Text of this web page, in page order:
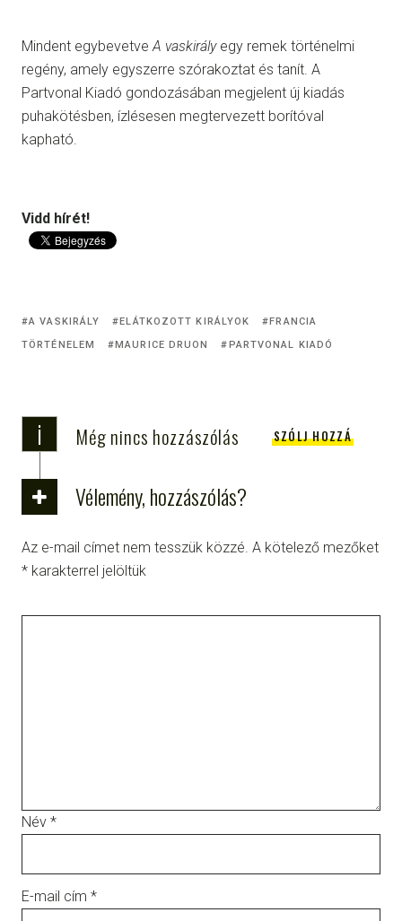
Mindent egybevetve A vaskirályegy remek történelmi
regény, amely egyszerre szórakoztat és tanít. A
Partvonal Kiadó gondozásában megjelent új kiadás
puhakötésben, ízlésesen megtervezett borítóval
kapható.
Vidd hírét!
A VASKIRÁLY ELÁTKOZOTT KIRÁLYOK
FRANCIA
TÖRTÉNELEM
MAURICE DRUON PARTVONAL KIADÓ
i Még nincs hozzászólás SZÓLJ HOZZÁ
Vélemény, hozzászólás?
Az e-mail címet nem tesszük közzé. A kötelező mezőket
* karakterrel jelöltük
Név *
E-mail cím *